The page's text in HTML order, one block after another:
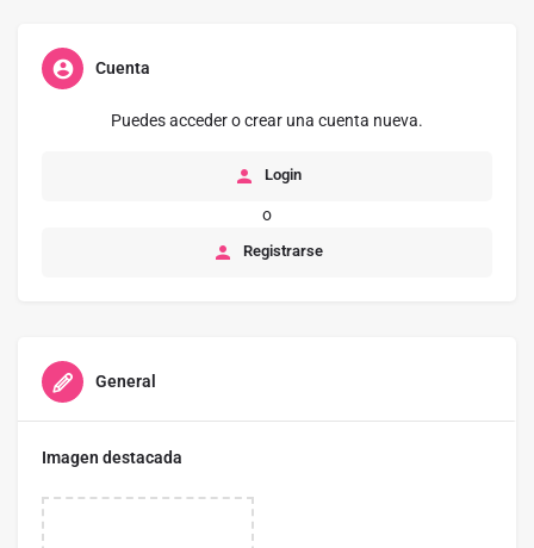
Cuenta
Puedes acceder o crear una cuenta nueva.
Login
o
Registrarse
General
Imagen destacada